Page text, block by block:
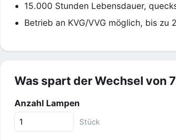
15.000 Stunden Lebensdauer,
Betrieb an KVG/VVG möglich, bis zu
Was spart der Wechsel von
Anzahl Lampen
Stück